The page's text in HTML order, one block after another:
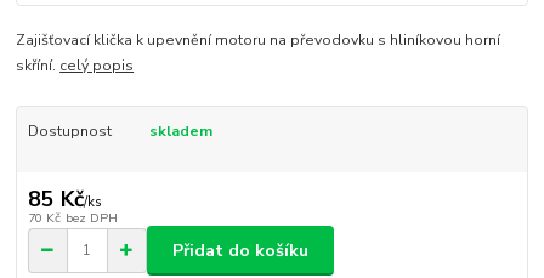
Zajišťovací klička k upevnění motoru na převodovku s hliníkovou horní
skříní. celý popis
Dostupnost skladem
85 Kč/ks
70 Kč bez DPH
Přidat do košíku